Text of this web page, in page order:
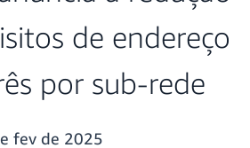
de endereço
por sub-rede
fev de 2025